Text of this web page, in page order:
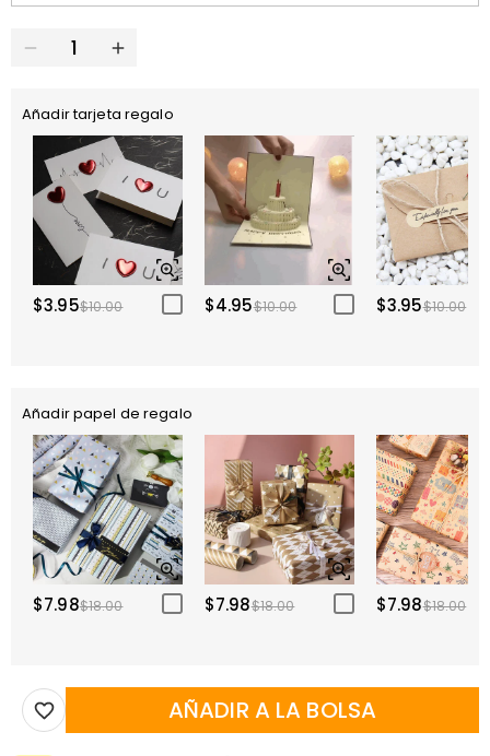
Añadir tarjeta regalo
$3.95$10.00 $4.95$10.00 $3.95$10.00
Añadir papel de regalo
$7.98$18.00 $7.98$18.00 $7.98$18.00
AÑADIR A LA BOLSA